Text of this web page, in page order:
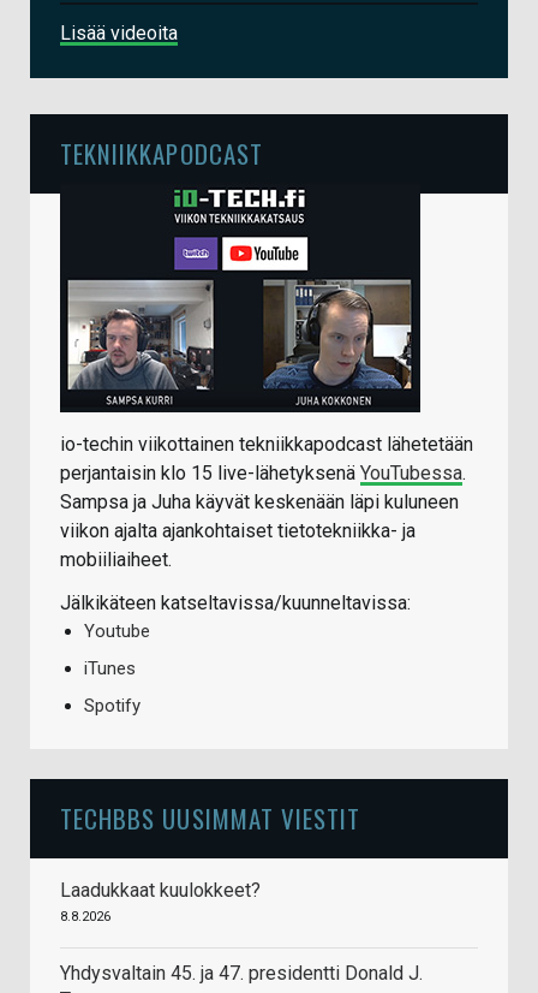
Lisää videoita
TEKNIIKKAPODCAST
io-techin viikottainen tekniikkapodcast lähetetään
perjantaisin klo 15 live-lähetyksenä YouTubessa.
Sampsa ja Juha käyvät keskenään läpi kuluneen
viikon ajalta ajankohtaiset tietotekniikka- ja
mobiiliaiheet.
Jälkikäteen katseltavissa/kuunneltavissa:
Youtube
iTunes
Spotify
TECHBBS UUSIMMAT VIESTIT
Laadukkaat kuulokkeet?
8.8.2026
Yhdysvaltain 45. ja 47. presidentti Donald J.